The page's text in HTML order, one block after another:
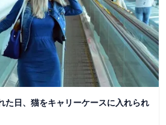
た日、猫をキャリーケースに入れられ